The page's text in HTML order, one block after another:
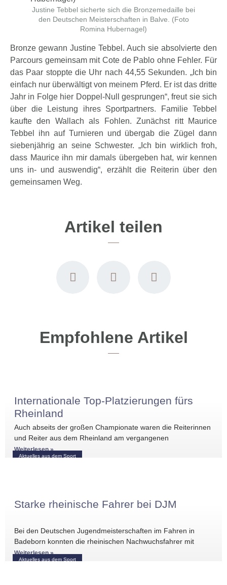
Justine Tebbel sicherte sich die Bronzemedaille bei
den Deutschen Meisterschaften in Balve. (Foto
Romina Hubernagel)
Bronze gewann Justine Tebbel. Auch sie absolvierte den
Parcours gemeinsam mit Cote de Pablo ohne Fehler. Für
das Paar stoppte die Uhr nach 44,55 Sekunden. „Ich bin
einfach nur überwältigt von meinem Pferd. Er ist das dritte
Jahr in Folge hier Doppel-Null gesprungen“, freut sie sich
über die Leistung ihres Sportpartners. Familie Tebbel
kaufte den Wallach als Fohlen. Zunächst ritt Maurice
Tebbel ihn auf Turnieren und übergab die Zügel dann
siebenjährig an seine Schwester. „Ich bin wirklich froh,
dass Maurice ihn mir damals übergeben hat, wir kennen
uns in- und auswendig“, erzählt die Reiterin über den
gemeinsamen Weg.
Artikel teilen
Empfohlene Artikel
Aktuelles aus dem Sport
Internationale Top-Platzierungen fürs
Rheinland
Auch abseits der großen Championate waren die Reiterinnen
und Reiter aus dem Rheinland am vergangenen
Wochenende international erfolgreich unterwegs. Bei
Weiterlesen »
Aktuelles aus dem Sport
Starke rheinische Fahrer bei DJM
Bei den Deutschen Jugendmeisterschaften im Fahren in
Badeborn konnten die rheinischen Nachwuchsfahrer mit
mehreren vorderen Platzierungen überzeugen. Frederik
Koitka erreichte
Weiterlesen »